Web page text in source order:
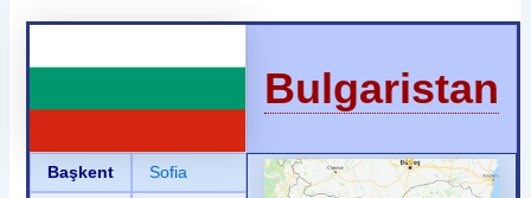
Bulgaristan
Başkent Sofia